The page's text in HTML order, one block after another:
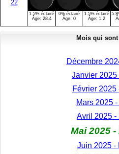
22
1.5% éclairé
Âge: 28.4
0% éclairé
Âge: 0
1.5% éclairé
Âge: 1.2
Mois qui
Décembre
Janvier 2025
Février 2025
Mars 2025 -
Avril 2025 -
Mai 2025
Juin 2025 -